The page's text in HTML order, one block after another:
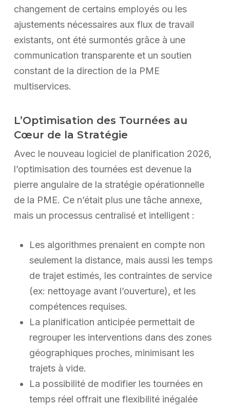
changement de certains employés ou les
ajustements nécessaires aux flux de travail
existants, ont été surmontés grâce à une
communication transparente et un soutien
constant de la direction de la PME
multiservices.
L’Optimisation des Tournées au
Cœur de la Stratégie
Avec le nouveau logiciel de planification 2026,
l’optimisation des tournées est devenue la
pierre angulaire de la stratégie opérationnelle
de la PME. Ce n’était plus une tâche annexe,
mais un processus centralisé et intelligent :
Les algorithmes prenaient en compte non
seulement la distance, mais aussi les temps
de trajet estimés, les contraintes de service
(ex: nettoyage avant l’ouverture), et les
compétences requises.
La planification anticipée permettait de
regrouper les interventions dans des zones
géographiques proches, minimisant les
trajets à vide.
La possibilité de modifier les tournées en
temps réel offrait une flexibilité inégalée